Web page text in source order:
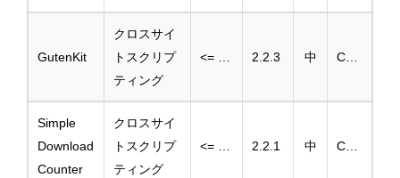
GutenKit
クロスサイ
トスクリプ
ティング
2.2.3 中
Simple
Download
Counter
クロスサイ
トスクリプ
ティング
2.2.1 中